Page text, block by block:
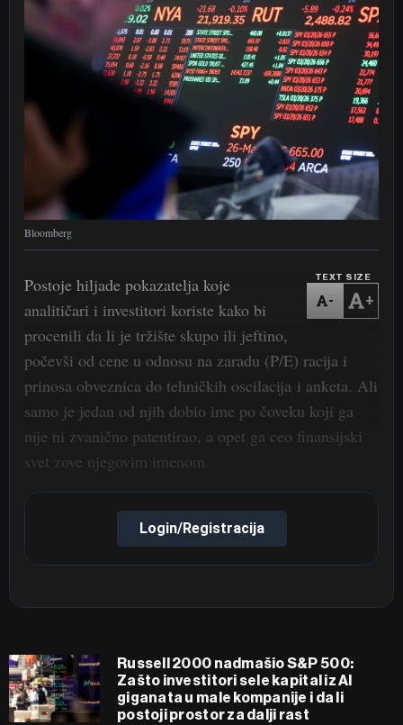
Bloomberg
TEXT SIZE
- +
Postoje hiljade pokazatelja koje
analitičari i investitori koriste kako bi
procenili da li je tržište skupo ili jeftino,
počevši od cene u odnosu na zaradu (P/E) racija i
prinosa obveznica do tehničkih oscilacija i anketa. Ali
samo je jedan od njih dobio ime po čoveku koji ga
nije ni zvanično patentirao, a opet ga ceo finansijski
svet zove njegovim imenom.
Login/Registracija
Russell 2000 nadmašio S&P 500:
Zašto investitori sele kapital iz AI
giganata u male kompanije i da li
postoji prostor za dalji rast